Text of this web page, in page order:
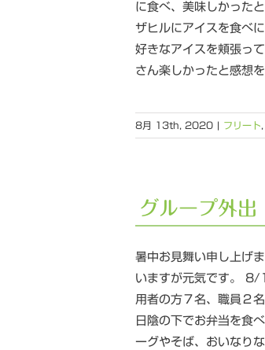
に食べ、美味しかった
ザヒルにアイスを食べ
好きなアイスを頬張っ
さん楽しかったと感想
8月 13th, 2020 | フリート
グループ外出
暑中お見舞い申し上げ
いますが元気です。 8/
用者の方７名、職員２
日陰の下でお弁当を食
ーグやそば、おいなり